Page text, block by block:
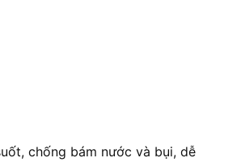
chống bám nước và bụi, dễ